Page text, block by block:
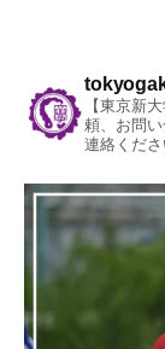
【東京新
頼、お問
連絡くださ